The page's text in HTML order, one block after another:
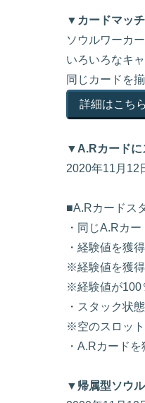
▼カードマッ
ソウルワーカ
いろいろなキ
同じカードを
詳細はこちら
▼A.Rカードに
2020年11月12
■A.Rカードス
・同じA.Rカ
・経験値を獲
※経験値を獲
※経験値が100
・スタック状
※空のスロッ
・A.Rカード
▼帰属型ソウ